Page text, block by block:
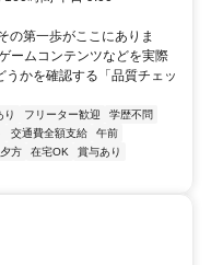
の第一歩がここにありま
ームコンテンツなどを実際
かを確認する「品質チェッ
り フリーター歓迎
学歴不問
交通費全額支給
午前
夕方 在宅OK
賞与あり